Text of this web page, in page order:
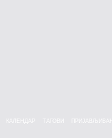
КАЛЕНДАР